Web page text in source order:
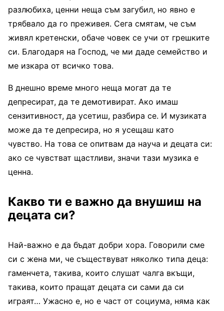
разлюбиха, ценни неща съм загубил, но явно е
трябвало да го преживея. Сега смятам, че съм
живял кретенски, обаче човек се учи от грешките
си. Благодаря на Господ, че ми даде семейство и
ме изкара от всичко това.
В днешно време много неща могат да те
депресират, да те демотивират. Ако имаш
сензитивност, да усетиш, разбира се. И музиката
може да те депресира, но я усещаш като
чувство. На това се опитвам да науча и децата си:
ако се чувстват щастливи, значи тази музика е
ценна.
Какво ти е важно да внушиш на
децата си?
Най-важно е да бъдат добри хора. Говорили сме
си с жена ми, че съществуват няколко типа деца:
гаменчета, такива, които слушат чалга вкъщи,
такива, които пращат децата си сами да си
играят… Ужасно е, но е част от социума, няма как